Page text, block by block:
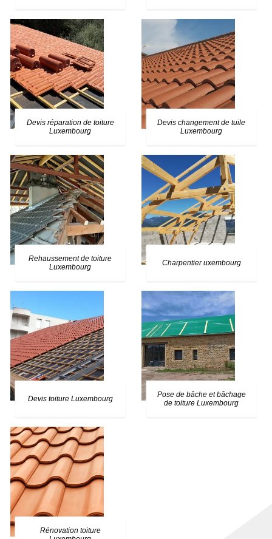
Devis réparation de toiture
Luxembourg
Devis changement de tuile
Luxembourg
Rehaussement de toiture
Luxembourg
Charpentier uxembourg
Devis toiture Luxembourg
Pose de bâche et bâchage
de toiture Luxembourg
Rénovation toiture